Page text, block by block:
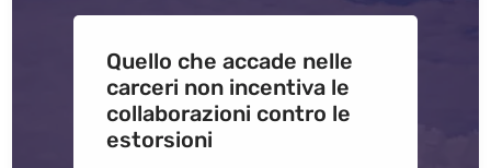
Quello che accade nelle
carceri non incentiva le
collaborazioni contro le
estorsioni